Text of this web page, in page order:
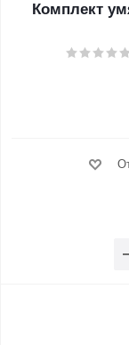
Комплект